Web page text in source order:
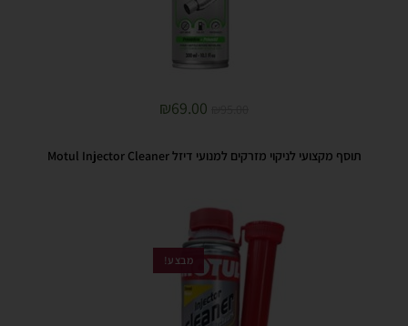
₪69.00
תוסף מקצועי לניקוי מזרקים למנועי דיזל Motul Injector Cleaner
מבצע!